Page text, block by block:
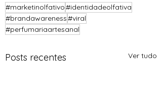
#marketinolfativo#identidadeolfativa
#brandawareness#viral
#perfumariaartesanal
Posts recentes Ver tudo